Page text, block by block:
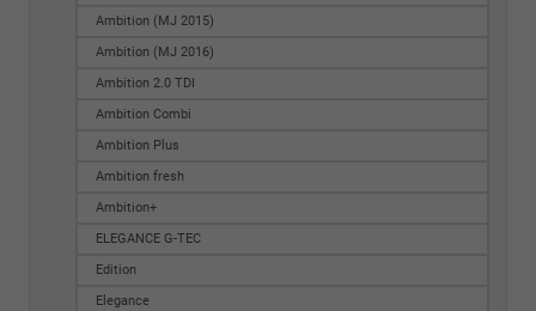
Ambition (MJ 2015)
Ambition (MJ 2016)
Ambition 2.0 TDI
Ambition Combi
Ambition Plus
Ambition fresh
Ambition+
ELEGANCE G-TEC
Edition
Elegance